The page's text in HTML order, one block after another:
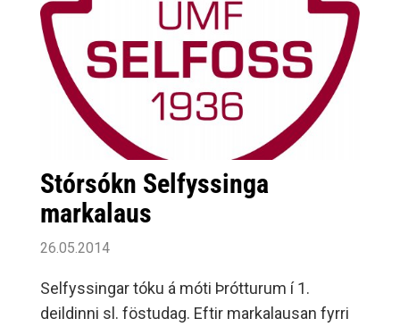
Stórsókn Selfyssinga
markalaus
26.05.2014
Selfyssingar tóku á móti Þrótturum í 1.
deildinni sl. föstudag. Eftir markalausan fyrri